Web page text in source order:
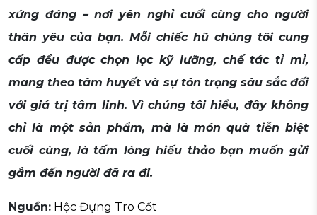
xứng đáng – nơi yên nghỉ cuối cùng cho người
thân yêu của bạn. Mỗi chiếc hũ chúng tôi cung
cấp đều được chọn lọc kỹ lưỡng, chế tác tỉ mỉ,
mang theo tâm huyết và sự tôn trọng sâu sắc đối
với giá trị tâm linh. Vì chúng tôi hiểu, đây không
chỉ là một sản phẩm, mà là món quà tiễn biệt
cuối cùng, là tấm lòng hiếu thảo bạn muốn gửi
gắm đến người đã ra đi.
Nguồn: Hộc Đựng Tro Cốt